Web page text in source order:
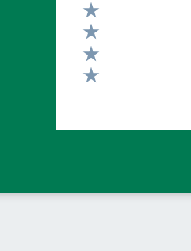
Valuta 5 stelle su 5
Valuta 4 stelle su 5
Valuta 3 stelle su 5
Valuta 2 stelle su 5